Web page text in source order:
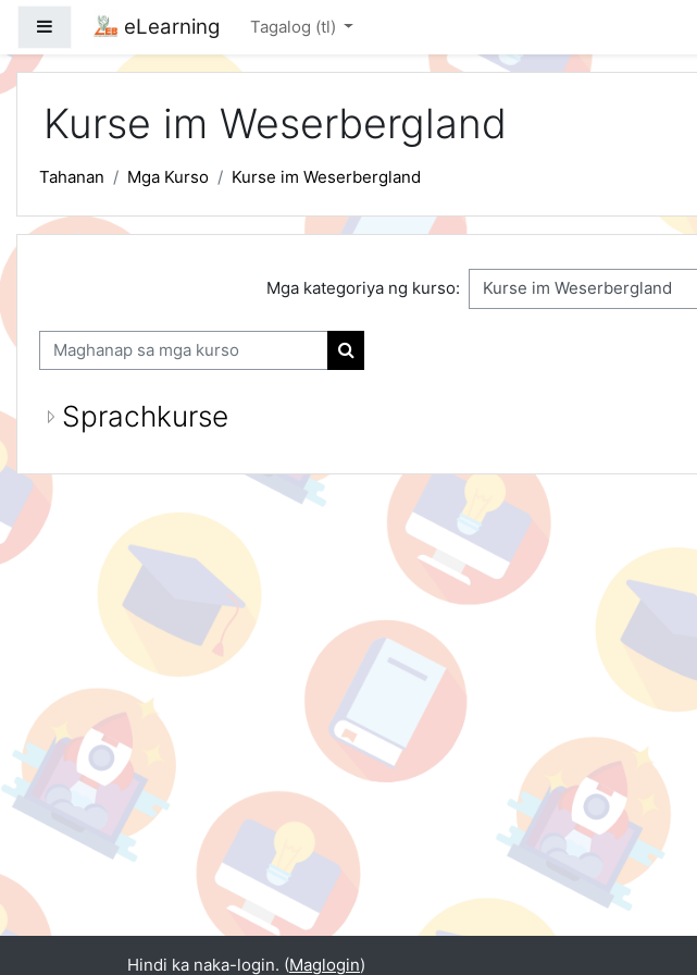
Lumaktaw patungo sa pangunahing nilalaman
Side paneleLearning Tagalog ‎(tl)‎
Kurse im Weserbergland
Tahanan Mga Kurso Kurse im Weserbergland
Mga kategoriya ng kurso:
Maghanap sa mga kurso
Maghanap sa mga kurso
Sprachkurse
Hindi ka naka-login. (Maglogin)